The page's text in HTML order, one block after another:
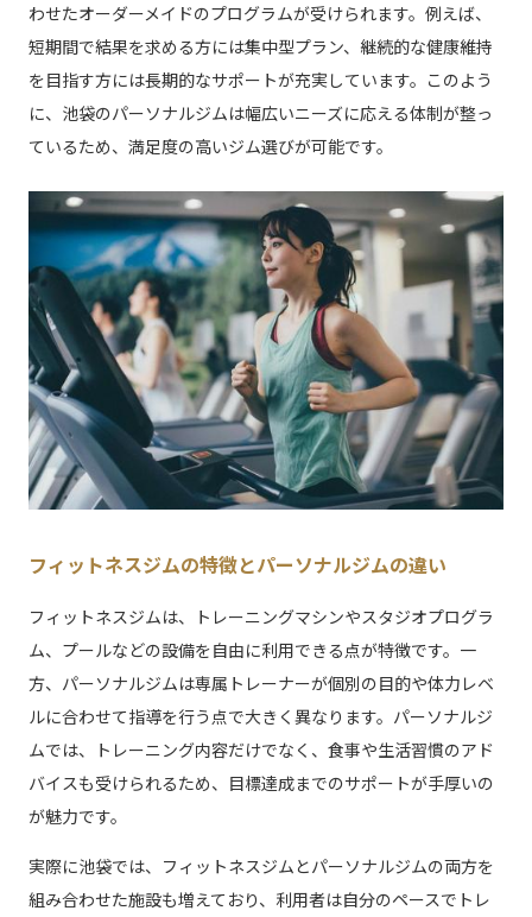
わせたオーダーメイドのプログラムが受けられます。例えば、
短期間で結果を求める方には集中型プラン、継続的な健康維持
を目指す方には長期的なサポートが充実しています。このよう
に、池袋のパーソナルジムは幅広いニーズに応える体制が整っ
ているため、満足度の高いジム選びが可能です。
フィットネスジムの特徴とパーソナルジムの違い
フィットネスジムは、トレーニングマシンやスタジオプログラ
ム、プールなどの設備を自由に利用できる点が特徴です。一
方、パーソナルジムは専属トレーナーが個別の目的や体力レベ
ルに合わせて指導を行う点で大きく異なります。パーソナルジ
ムでは、トレーニング内容だけでなく、食事や生活習慣のアド
バイスも受けられるため、目標達成までのサポートが手厚いの
が魅力です。
実際に池袋では、フィットネスジムとパーソナルジムの両方を
組み合わせた施設も増えており、利用者は自分のペースでトレ